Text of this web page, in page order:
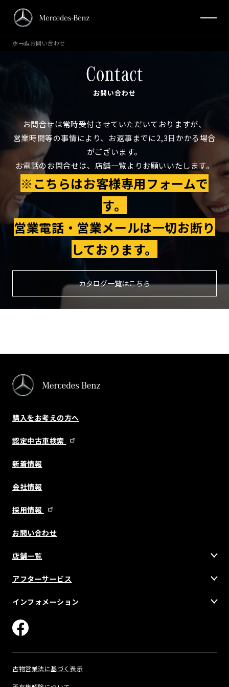
ホームお問い合わせ
Contact
お問い合わせ
お問合せは常時受付させていただいておりますが、
営業時間等の事情により、お返事までに2,3日かかる場合
がございます。
お電話のお問合せは、店舗一覧よりお願いいたします。
※こちらはお客様専用フォームで
す。
営業電話・営業メールは一切お断り
しております。
カタログ一覧はこちら
購入をお考えの方へ
認定中古車検索
新着情報
会社情報
採用情報
お問い合わせ
店舗一覧
アフターサービス
インフォメーション
古物営業法に基づく表示